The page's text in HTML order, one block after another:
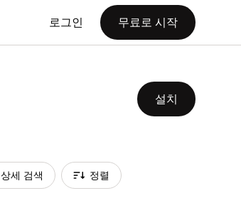
로그인 무료로 시작
설치
상세 검색 정렬